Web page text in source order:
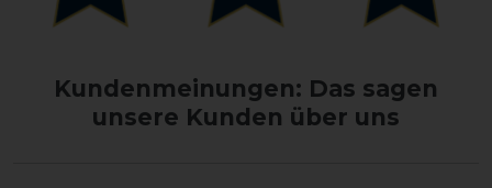
Kundenmeinungen: Das sagen
unsere Kunden über uns